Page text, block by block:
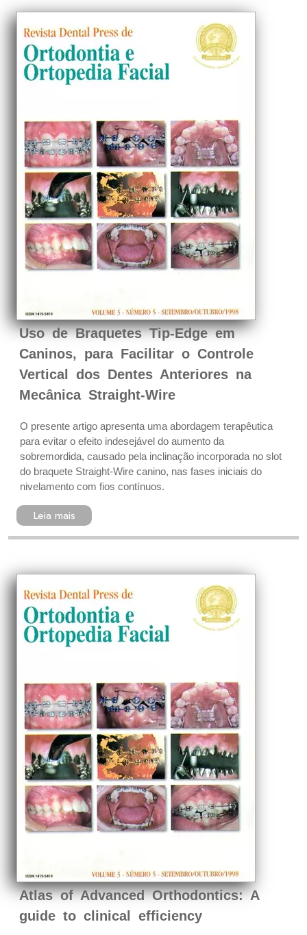
Uso de Braquetes Tip-Edge em
Caninos, para Facilitar o Controle
Vertical dos Dentes Anteriores na
Mecânica Straight-Wire
O presente artigo apresenta uma abordagem terapêutica
para evitar o efeito indesejável do aumento da
sobremordida, causado pela inclinação incorporada no slot
do braquete Straight-Wire canino, nas fases iniciais do
nivelamento com fios contínuos.
Leia mais
Atlas of Advanced Orthodontics: A
guide to clinical efficiency